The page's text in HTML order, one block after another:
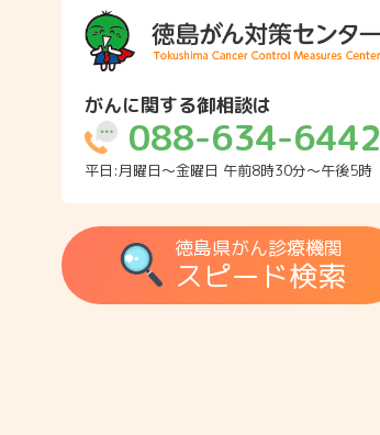
がんに関する御相談は
088-634-6442
平日:月曜日～金曜日 午前8時30分～午後5時
徳島県がん診療機関
スピード検索